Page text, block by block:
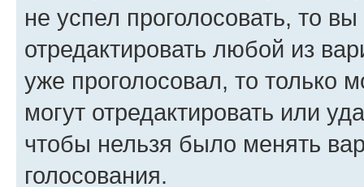
не успел проголосовать, то
отредактировать любой из
уже проголосовал, то только
могут отредактировать или
чтобы нельзя было менять
голосования.